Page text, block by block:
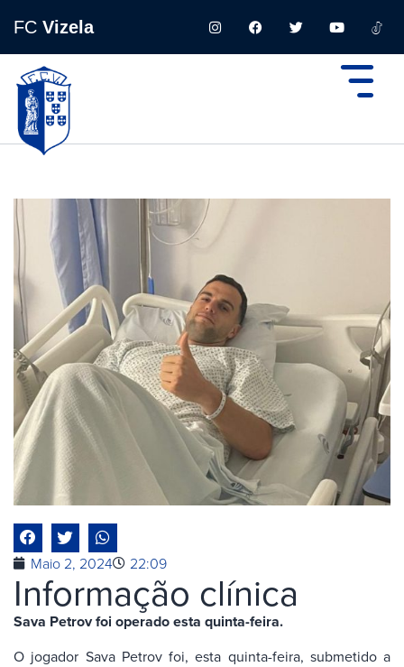
FC Vizela
Maio 2, 2024 22:09
Informação clínica
Sava Petrov foi operado esta quinta-feira.
O jogador Sava Petrov foi, esta quinta-feira, submetido a